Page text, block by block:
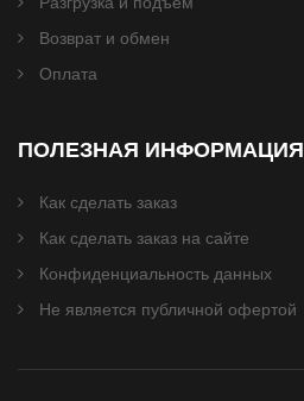
Возврат и обмен
Оплата
ПОЛЕЗНАЯ ИНФОРМАЦИЯ
Как сделать заказ
Как сделать заказ на сайте
Конфиденциальность данных
Не является публичной офертой